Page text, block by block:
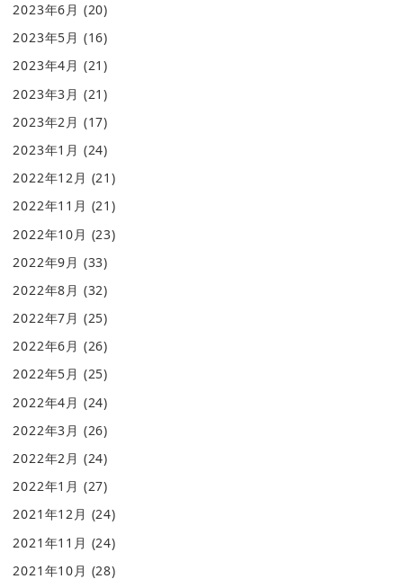
2023年6月 (20)
2023年5月 (16)
2023年4月 (21)
2023年3月 (21)
2023年2月 (17)
2023年1月 (24)
2022年12月 (21)
2022年11月 (21)
2022年10月 (23)
2022年9月 (33)
2022年8月 (32)
2022年7月 (25)
2022年6月 (26)
2022年5月 (25)
2022年4月 (24)
2022年3月 (26)
2022年2月 (24)
2022年1月 (27)
2021年12月 (24)
2021年11月 (24)
2021年10月 (28)